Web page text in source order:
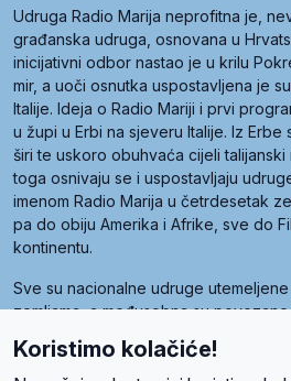
Udruga Radio Marija neprofitna je,
građanska udruga, osnovana u
inicijativni odbor nastao je u krilu
mir, a uoči osnutka uspostavljena je
Italije. Ideja o Radio Mariji i prvi
u župi u Erbi na sjeveru Italije. Iz Erbe
širi te uskoro obuhvaća cijeli
toga osnivaju se i uspostavljaju
imenom Radio Marija u četrdesetak
pa do obiju Amerika i Afrike, sve do
kontinentu.
Sve su nacionalne udruge
zemljama, a međusobna su
Radio Maria). Svjetsku obitelj
Koristimo kolačiće!